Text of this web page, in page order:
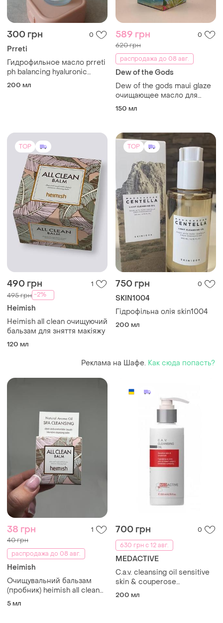
300 грн 0
Prreti
Гидрофильное масло prreti
ph balancing hyaluronic
cleansing oil 200 мл корея
200 мл
589 грн 0
620 грн
распродажа до 08 авг.
Dew of the Gods
Dew of the gods maui glaze
очищающее масло для
лица, 150 мл
150 мл
TOP
490 грн 1
495 грн -2%
Heimish
Heimish all clean очищуючий
бальзам для зняття макіяжу
120 мл
TOP
750 грн 0
SKIN1004
Гідрофільна олія skin1004
200 мл
Реклама на Шафе. Как сюда попасть?
38 грн 1
40 грн
распродажа до 08 авг.
Heimish
Очищувальний бальзам
(пробник) heimish all clean
balm blister
5 мл
700 грн
0
630 грн с 12 авг.
MEDACTIVЕ
C.a.v. cleansing oil sensitive
skin & couperose
гідрофільна олія для
200 мл